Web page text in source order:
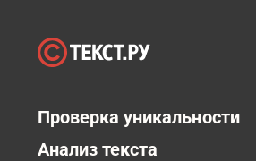
Проверка уникальности
Анализ текста